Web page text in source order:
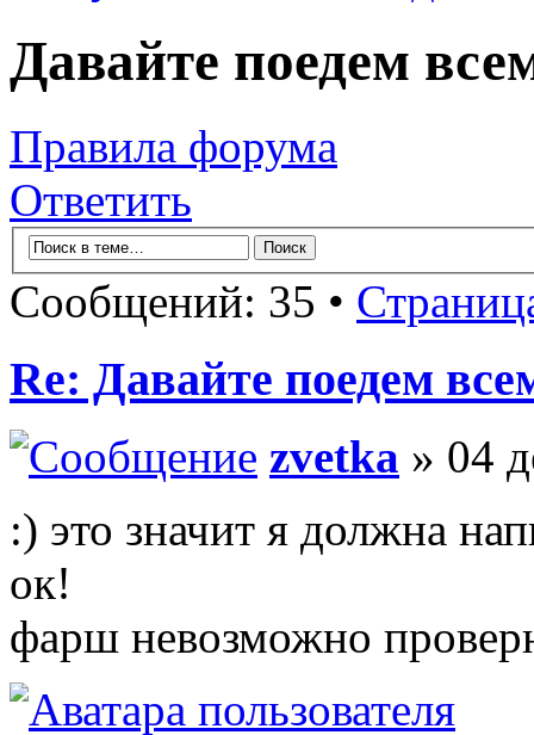
Давайте поедем
Правила форума
Ответить
Сообщений: 35 •
Re: Давайте поедем
zvetka » 04
:) это значит я должна
ок!
фарш невозможно